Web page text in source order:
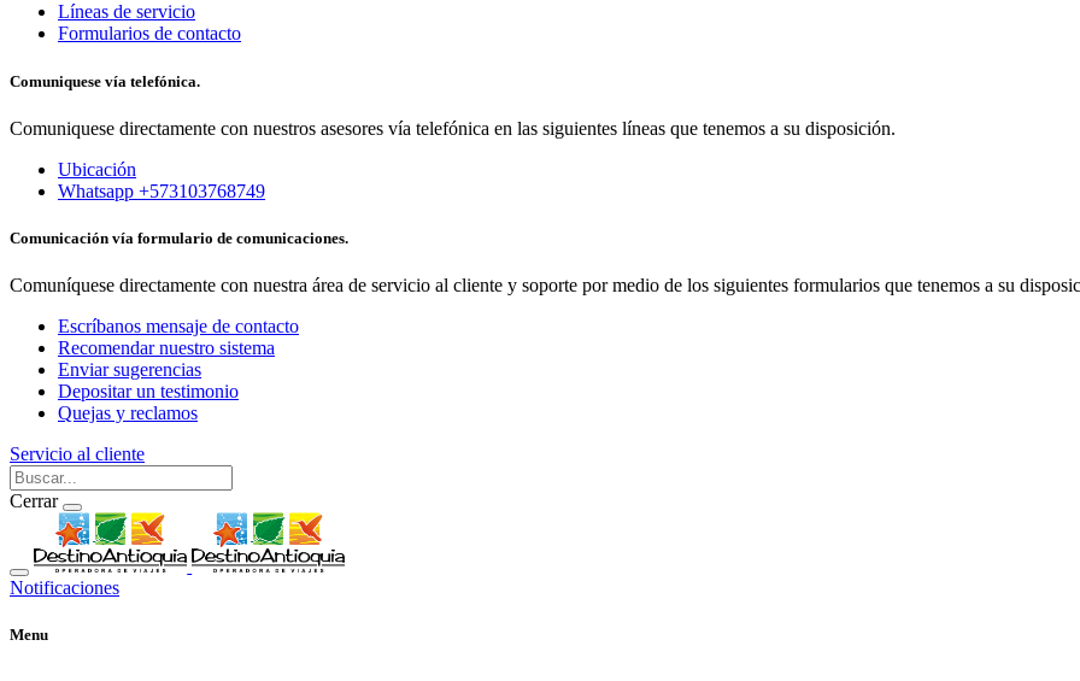
Líneas de servicio
Formularios de contacto
Comuniquese vía telefónica.
Comuniquese directamente con nuestros asesores vía telefónica en las siguientes líneas que tenemos a su disposición.
Ubicación
Whatsapp +573103768749
Comunicación vía formulario de comunicaciones.
Comuníquese directamente con nuestra área de servicio al cliente y soporte por medio de los siguientes formularios que tenemos a su
Escríbanos mensaje de contacto
Recomendar nuestro sistema
Enviar sugerencias
Depositar un testimonio
Quejas y reclamos
Servicio al cliente
Cerrar
Notificaciones
Menu